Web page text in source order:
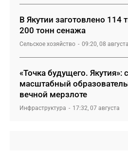
В Якутии заготовлено 114
200 тонн сенажа
Сельское хозяйство 09:20, 08 августа
«Точка будущего. Якутия»:
масштабный
вечной мерзлоте
Инфраструктура 17:32, 07 августа